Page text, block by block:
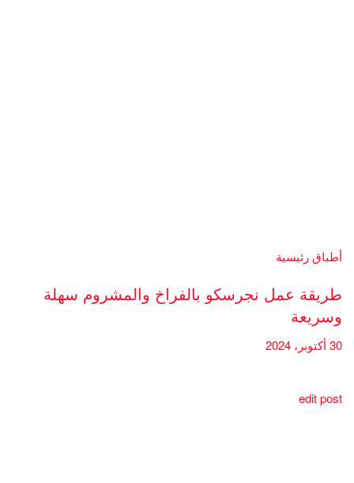
أطباق رئيسية
طريقة عمل نجرسكو بالفراخ والمشروم سهلة
وسريعة
30 أكتوبر، 2024
edit post